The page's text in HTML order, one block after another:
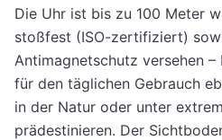
Die Uhr ist bis zu 100 Meter
stoßfest (ISO-zertifiziert)
Antimagnetschutz versehen
für den täglichen Gebrauch
in der Natur oder unter
prädestinieren. Der